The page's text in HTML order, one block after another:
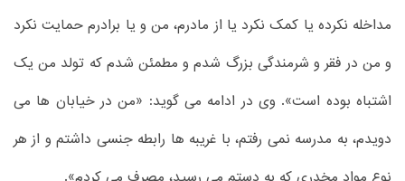
مداخله نکرده یا کمک نکرد یا از مادرم، من و یا برادرم حمایت نکرد
و من در فقر و شرمندگی بزرگ شدم و مطمئن شدم که تولد من یک
اشتباه بوده است». وی در ادامه می گوید: «من در خیابان ها می
دویدم، به مدرسه نمی رفتم، با غریبه ها رابطه جنسی داشتم و از هر